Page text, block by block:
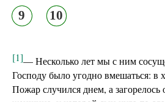
9 10
[1]— Несколько лет мы с ним
Господу было угодно вмешаться: в
Пожар случился днем, а загорелось